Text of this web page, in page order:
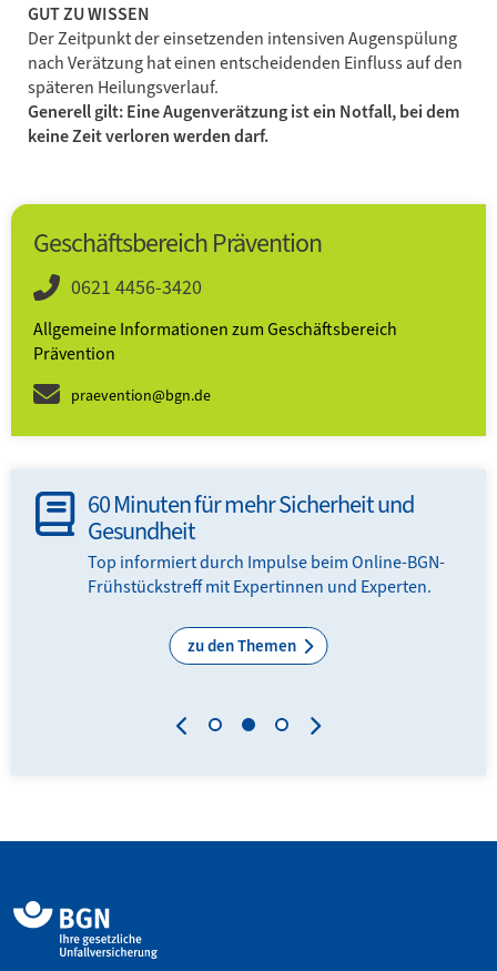
GUT ZU WISSEN
Der Zeitpunkt der einsetzenden intensiven Augenspülung
nach Verätzung hat einen entscheidenden Einfluss auf den
späteren Heilungsverlauf.
Generell gilt: Eine Augenverätzung ist ein Notfall, bei dem
keine Zeit verloren werden darf.
Geschäftsbereich Prävention
0621 4456-3420
Allgemeine Informationen zum Geschäftsbereich
Prävention
praevention@bgn.de
60 Minuten für mehr Sicherheit und
Gesundheit
Top informiert durch Impulse beim Online-BGN-
Frühstückstreff mit Expertinnen und Experten.
zu den Themen